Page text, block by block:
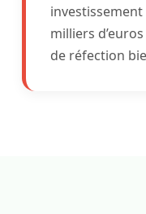
milliers
de réfection